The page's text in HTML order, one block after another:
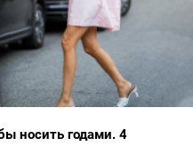
носить годами. 4